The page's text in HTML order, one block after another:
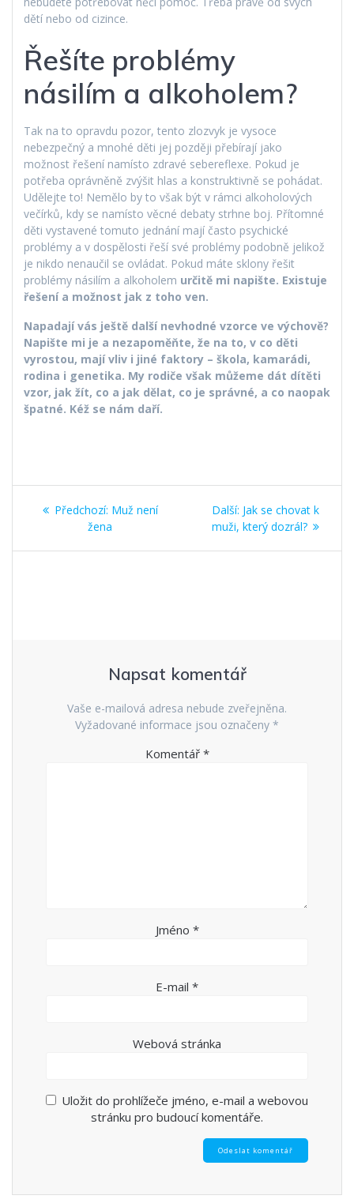
dětí nebo od cizince.
Řešíte problémy
násilím a alkoholem?
Tak na to opravdu pozor, tento zlozvyk je vysoce
nebezpečný a mnohé děti jej později přebírají jako
možnost řešení namísto zdravé sebereflexe. Pokud je
potřeba oprávněně zvýšit hlas a konstruktivně se pohádat.
Udělejte to! Nemělo by to však být v rámci alkoholových
večírků, kdy se namísto věcné debaty strhne boj. Přítomné
děti vystavené tomuto jednání mají často psychické
problémy a v dospělosti řeší své problémy podobně jelikož
je nikdo nenaučil se ovládat. Pokud máte sklony řešit
problémy násilím a alkoholem určitě mi napište. Existuje
řešení a možnost jak z toho ven.
Napadají vás ještě další nevhodné vzorce ve výchově?
Napište mi je a nezapoměňte, že na to, v co děti
vyrostou, mají vliv i jiné faktory – škola, kamarádi,
rodina i genetika. My rodiče však můžeme dát dítěti
vzor, jak žít, co a jak dělat, co je správné, a co naopak
špatné. Kéž se nám daří.
Navigace
Předchozí: Předchozí
příspěvek:
Muž není
žena
Další: Další
příspěvek:
Jak se chovat k
muži, který dozrál?
Napsat komentář
Vaše e-mailová adresa nebude zveřejněna.
Vyžadované informace jsou označeny *
Komentář *
Jméno *
E-mail *
Webová stránka
Uložit do prohlížeče jméno, e-mail a webovou
stránku pro budoucí komentáře.